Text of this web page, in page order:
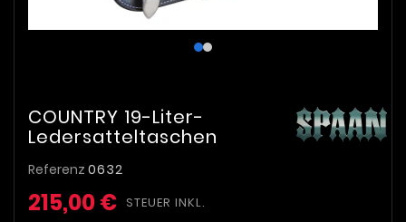
COUNTRY 19-Liter-
Ledersatteltaschen
Referenz 0632
215,00 € STEUER INKL.